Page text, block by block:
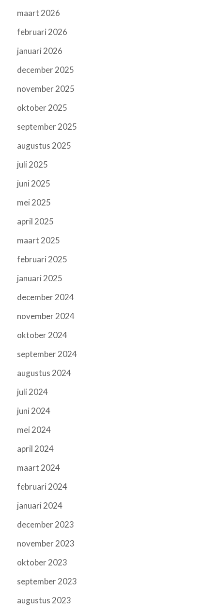
maart 2026
februari 2026
januari 2026
december 2025
november 2025
oktober 2025
september 2025
augustus 2025
juli 2025
juni 2025
mei 2025
april 2025
maart 2025
februari 2025
januari 2025
december 2024
november 2024
oktober 2024
september 2024
augustus 2024
juli 2024
juni 2024
mei 2024
april 2024
maart 2024
februari 2024
januari 2024
december 2023
november 2023
oktober 2023
september 2023
augustus 2023